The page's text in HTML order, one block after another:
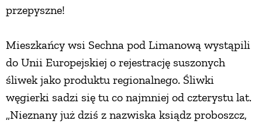
przepyszne!
Mieszkańcy wsi Sechna pod Limanową wystąpili
do Unii Europejskiej o rejestrację suszonych
śliwek jako produktu regionalnego. Śliwki
węgierki sadzi się tu co najmniej od czterystu lat.
„Nieznany już dziś z nazwiska ksiądz proboszcz,